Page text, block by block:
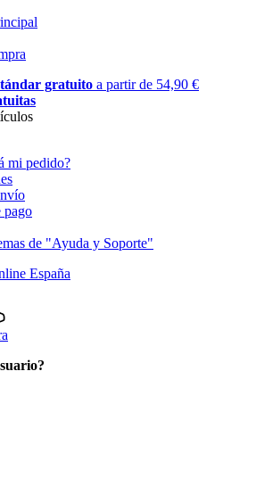
gratuito a partir de 54,90 €
mi pedido?
pago
de "Ayuda y Soporte"